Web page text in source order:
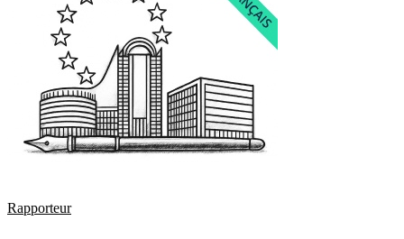
Rapporteur